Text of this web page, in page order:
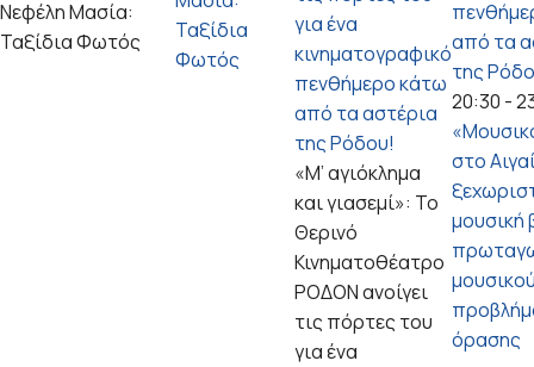
Νεφέλη Μασία:
Ταξίδια Φωτός
Ταξίδια
Φωτός
για ένα
κινηματογραφικό
πενθήμερο κάτω
από τα αστέρια
της Ρόδου!
«Μ’ αγιόκλημα
και γιασεμί»: Το
Θερινό
Κινηματοθέατρο
ΡΟΔΟΝ ανοίγει
τις πόρτες του
για ένα
από τα
της
20:30 -
στο
μουσική
όρασης